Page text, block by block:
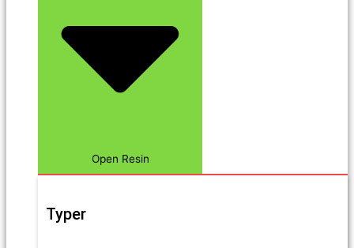
Open Resin
Typer